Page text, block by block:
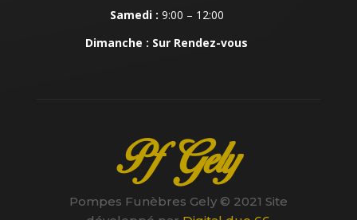
Samedi : 9:00 – 12:00
Dimanche : Sur Rendez-vous
Pf Gely
Pompes Funèbres Gely © 2021 Site